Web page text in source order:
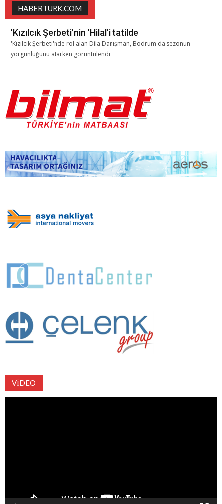
HABERTURK.COM
'Kızılcık Şerbeti'nin 'Hilal'i tatilde
'Kızılcık Şerbeti'nde rol alan Dila Danışman, Bodrum'da sezonun
yorgunluğunu atarken görüntülendi
VIDEO